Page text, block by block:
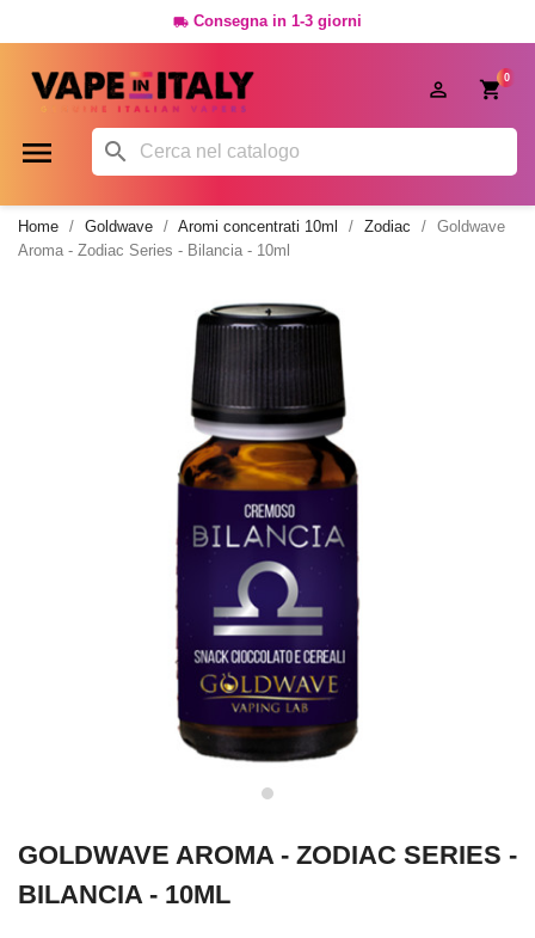
 Consegna in 1-3 giorni
0

 
Home Goldwave Aromi concentrati 10ml Zodiac
Goldwave
Aroma - Zodiac Series - Bilancia - 10ml
GOLDWAVE AROMA - ZODIAC SERIES -
BILANCIA - 10ML